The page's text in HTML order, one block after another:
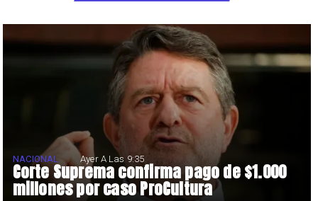
Corte Suprema confirma pago de $1.000
millones por caso ProCultura
NACIONAL Ayer A Las 9:35